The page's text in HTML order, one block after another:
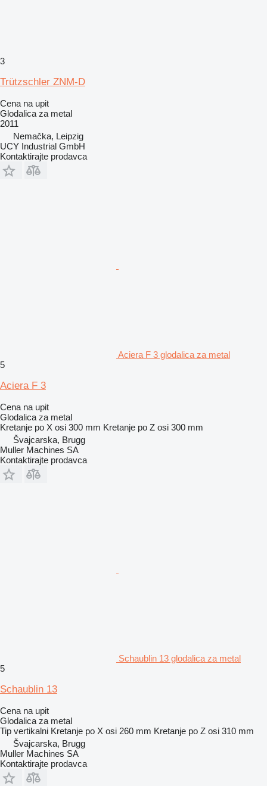
3
Trützschler ZNM-D
Cena na upit
Glodalica za metal
2011
Nemačka, Leipzig
UCY Industrial GmbH
Kontaktirajte prodavca
Aciera F 3 glodalica za metal
5
Aciera F 3
Cena na upit
Glodalica za metal
Kretanje po X osi 300 mm Kretanje po Z osi 300 mm
Švајcarska, Brugg
Muller Machines SA
Kontaktirajte prodavca
Schaublin 13 glodalica za metal
5
Schaublin 13
Cena na upit
Glodalica za metal
Tip vertikalni Kretanje po X osi 260 mm Kretanje po Z osi 310 mm
Švајcarska, Brugg
Muller Machines SA
Kontaktirajte prodavca